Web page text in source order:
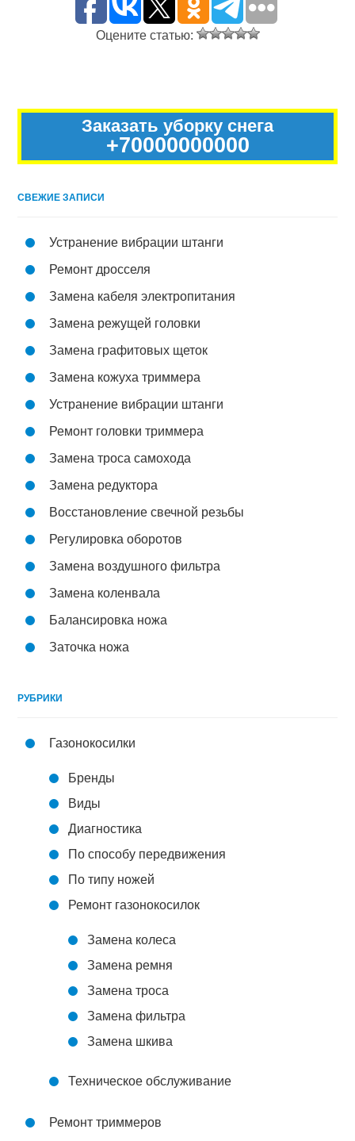
Оцените статью:
Заказать уборку снега
+70000000000
СВЕЖИЕ ЗАПИСИ
Устранение вибрации штанги
Ремонт дросселя
Замена кабеля электропитания
Замена режущей головки
Замена графитовых щеток
Замена кожуха триммера
Устранение вибрации штанги
Ремонт головки триммера
Замена троса самохода
Замена редуктора
Восстановление свечной резьбы
Регулировка оборотов
Замена воздушного фильтра
Замена коленвала
Балансировка ножа
Заточка ножа
РУБРИКИ
Газонокосилки
Бренды
Виды
Диагностика
По способу передвижения
По типу ножей
Ремонт газонокосилок
Замена колеса
Замена ремня
Замена троса
Замена фильтра
Замена шкива
Техническое обслуживание
Ремонт триммеров